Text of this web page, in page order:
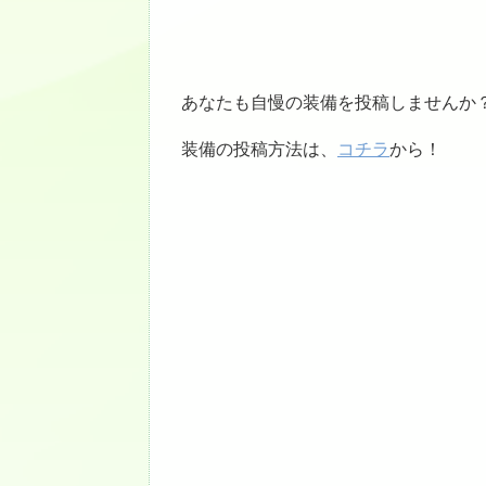
あなたも自慢の装備を投稿しませんか
装備の投稿方法は、 コチラから！